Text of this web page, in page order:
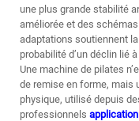
une plus grande stabilité
améliorée et des
adaptations soutiennent
probabilité d’un déclin lié
Une machine de pilates
de remise en forme, mais
physique, utilisé depuis
professionnels application